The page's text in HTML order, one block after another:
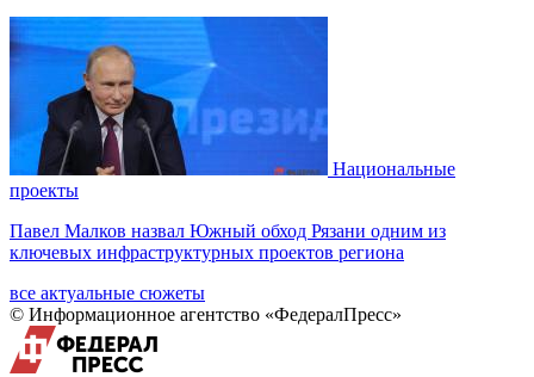
Национальные
проекты
Павел Малков назвал Южный обход Рязани одним из
ключевых инфраструктурных проектов региона
все актуальные сюжеты
© Информационное агентство «ФедералПресс»